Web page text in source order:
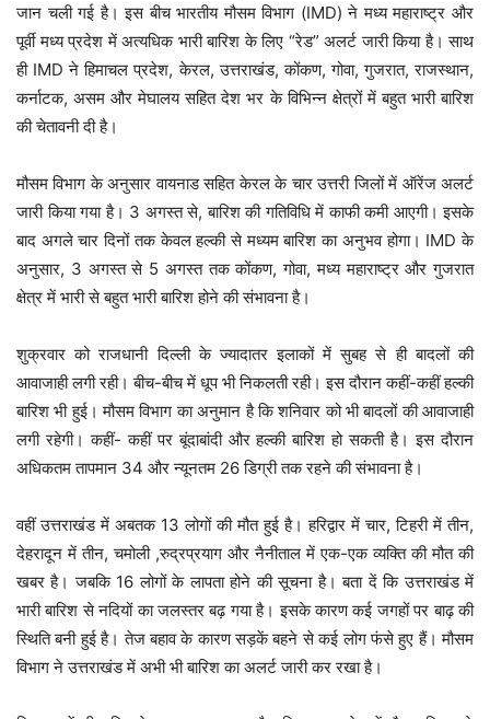
जान चली गई है। इस बीच भारतीय मौसम विभाग (IMD) ने मध्य महाराष्ट्र और
पूर्वी मध्य प्रदेश में अत्यधिक भारी बारिश के लिए “रेड” अलर्ट जारी किया है। साथ
ही IMD ने हिमाचल प्रदेश, केरल, उत्तराखंड, कोंकण, गोवा, गुजरात, राजस्थान,
कर्नाटक, असम और मेघालय सहित देश भर के विभिन्न क्षेत्रों में बहुत भारी बारिश
की चेतावनी दी है।
मौसम विभाग के अनुसार वायनाड सहित केरल के चार उत्तरी जिलों में ऑरेंज अलर्ट
जारी किया गया है। 3 अगस्त से, बारिश की गतिविधि में काफी कमी आएगी। इसके
बाद अगले चार दिनों तक केवल हल्की से मध्यम बारिश का अनुभव होगा। IMD के
अनुसार, 3 अगस्त से 5 अगस्त तक कोंकण, गोवा, मध्य महाराष्ट्र और गुजरात
क्षेत्र में भारी से बहुत भारी बारिश होने की संभावना है।
शुक्रवार को राजधानी दिल्ली के ज्यादातर इलाकों में सुबह से ही बादलों की
आवाजाही लगी रही। बीच-बीच में धूप भी निकलती रही। इस दौरान कहीं-कहीं हल्की
बारिश भी हुई। मौसम विभाग का अनुमान है कि शनिवार को भी बादलों की आवाजाही
लगी रहेगी। कहीं- कहीं पर बूंदाबांदी और हल्की बारिश हो सकती है। इस दौरान
अधिकतम तापमान 34 और न्यूनतम 26 डिग्री तक रहने की संभावना है।
वहीं उत्तराखंड में अबतक 13 लोगों की मौत हुई है। हरिद्वार में चार, टिहरी में तीन,
देहरादून में तीन, चमोली ,रुद्रप्रयाग और नैनीताल में एक-एक व्यक्ति की मौत की
खबर है। जबकि 16 लोगों के लापता होने की सूचना है। बता दें कि उत्तराखंड में
भारी बारिश से नदियों का जलस्तर बढ़ गया है। इसके कारण कई जगहों पर बाढ़ की
स्थिति बनी हुई है। तेज बहाव के कारण सड़कें बहने से कई लोग फंसे हुए हैं। मौसम
विभाग ने उत्तराखंड में अभी भी बारिश का अलर्ट जारी कर रखा है।